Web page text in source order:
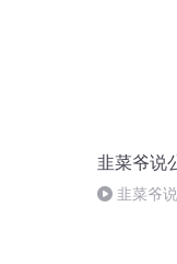
韭菜爷说
韭菜爷